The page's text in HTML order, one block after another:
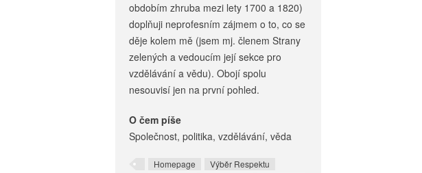
obdobím zhruba mezi lety 1700 a 1820)
doplňuji neprofesním zájmem o to, co se
děje kolem mě (jsem mj. členem Strany
zelených a vedoucím její sekce pro
vzdělávání a vědu). Obojí spolu
nesouvisí jen na první pohled.
O čem píše
Společnost, politika, vzdělávání, věda
Homepage
Výběr Respektu